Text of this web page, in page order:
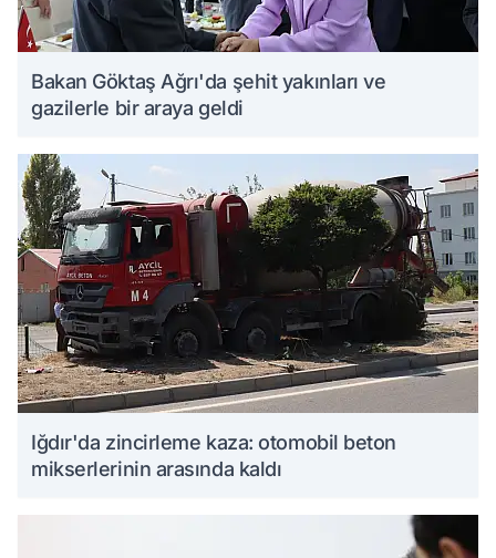
Bakan Göktaş Ağrı'da şehit yakınları ve
gazilerle bir araya geldi
Iğdır'da zincirleme kaza: otomobil beton
mikserlerinin arasında kaldı